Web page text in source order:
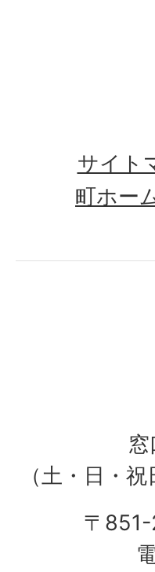
サイト
町ホー
（土・日・
〒